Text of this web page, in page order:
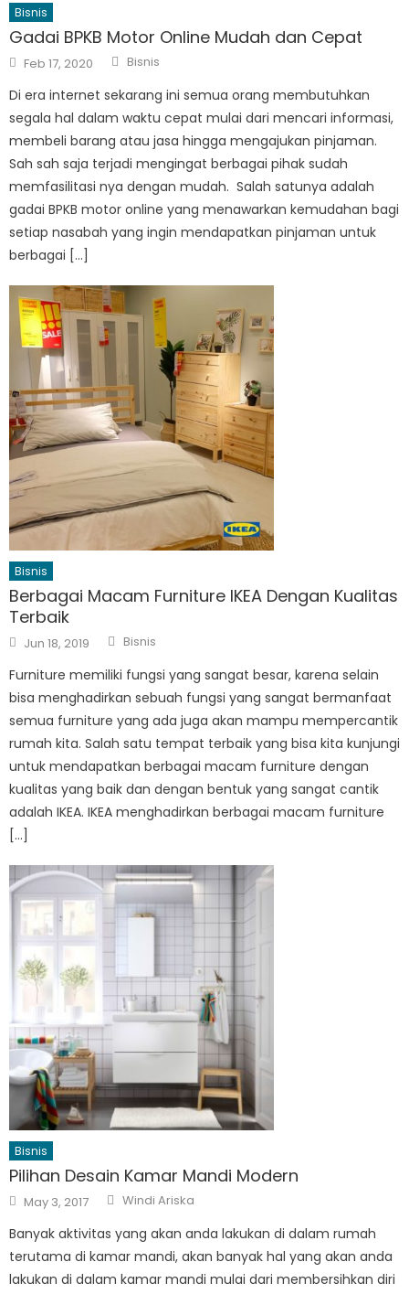
Bisnis
Gadai BPKB Motor Online Mudah dan Cepat
Posted
on
Feb 17, 2020 Author
Bisnis
Di era internet sekarang ini semua orang membutuhkan
segala hal dalam waktu cepat mulai dari mencari informasi,
membeli barang atau jasa hingga mengajukan pinjaman.
Sah sah saja terjadi mengingat berbagai pihak sudah
memfasilitasi nya dengan mudah. Salah satunya adalah
gadai BPKB motor online yang menawarkan kemudahan bagi
setiap nasabah yang ingin mendapatkan pinjaman untuk
berbagai […]
Bisnis
Berbagai Macam Furniture IKEA Dengan Kualitas
Terbaik
Posted
on
Jun 18, 2019 Author
Bisnis
Furniture memiliki fungsi yang sangat besar, karena selain
bisa menghadirkan sebuah fungsi yang sangat bermanfaat
semua furniture yang ada juga akan mampu mempercantik
rumah kita. Salah satu tempat terbaik yang bisa kita kunjungi
untuk mendapatkan berbagai macam furniture dengan
kualitas yang baik dan dengan bentuk yang sangat cantik
adalah IKEA. IKEA menghadirkan berbagai macam furniture
[…]
Bisnis
Pilihan Desain Kamar Mandi Modern
Posted
on
May 3, 2017 Author
Windi Ariska
Banyak aktivitas yang akan anda lakukan di dalam rumah
terutama di kamar mandi, akan banyak hal yang akan anda
lakukan di dalam kamar mandi mulai dari membersihkan diri